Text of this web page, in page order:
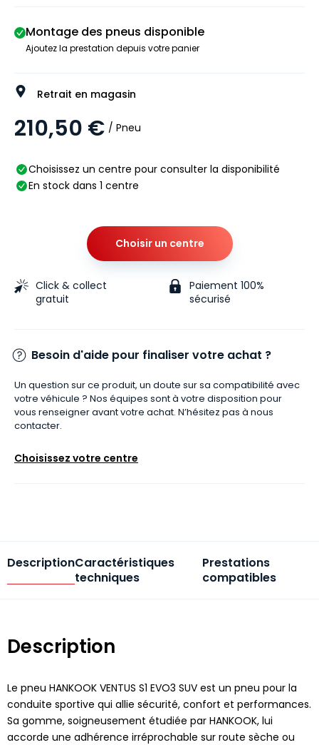
Montage des pneus disponible
Ajoutez la prestation depuis votre panier
Retrait en magasin
210,50 € / Pneu
Choisissez un centre pour consulter la disponibilité
En stock dans 1 centre
Choisir un centre
Click & collect
gratuit
Paiement 100%
sécurisé
Besoin d'aide pour finaliser votre achat ?
Un question sur ce produit, un doute sur sa compatibilité avec
votre véhicule ? Nos équipes sont à votre disposition pour
vous renseigner avant votre achat. N’hésitez pas à nous
contacter.
Choisissez votre centre
DescriptionCaractéristiques
techniques
Prestations
compatibles
Description
Le pneu HANKOOK VENTUS S1 EVO3 SUV est un pneu pour la
conduite sportive qui allie sécurité, confort et performances.
Sa gomme, soigneusement étudiée par HANKOOK, lui
accorde une adhérence irréprochable sur route sèche ou